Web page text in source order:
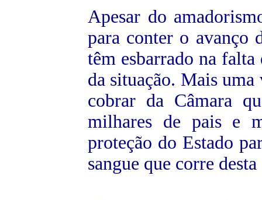
Apesar do
para conter o avanço
têm esbarrado na
da situação. Mais uma
cobrar da Câmara
milhares de pais e
proteção do Estado
sangue que corre